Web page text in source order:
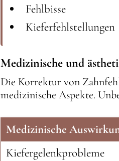
Fehlbisse
Kieferfehlstellungen
Medizinische und
Die Korrektur von
medizinische Aspekte.
Medizinische
Kiefergelenkprobleme